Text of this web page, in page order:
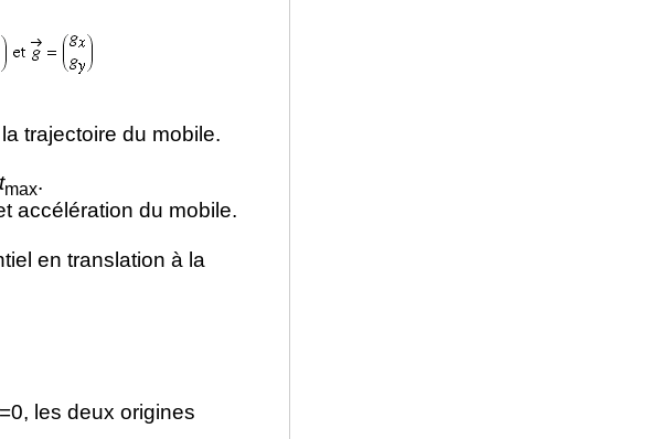
trajectoire du mobile.
tmax.
accélération du mobile.
en translation à la
=0, les deux origines